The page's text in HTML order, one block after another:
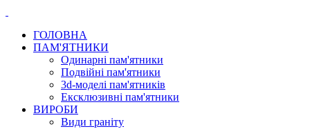
ГОЛОВНА
ПАМ'ЯТНИКИ
Одинарні пам'ятники
Подвійні пам'ятники
3d-моделі пам'ятників
Ексклюзивні пам'ятники
ВИРОБИ
Види граніту